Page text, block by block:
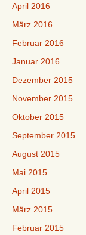
April 2016
März 2016
Februar 2016
Januar 2016
Dezember 2015
November 2015
Oktober 2015
September 2015
August 2015
Mai 2015
April 2015
März 2015
Februar 2015